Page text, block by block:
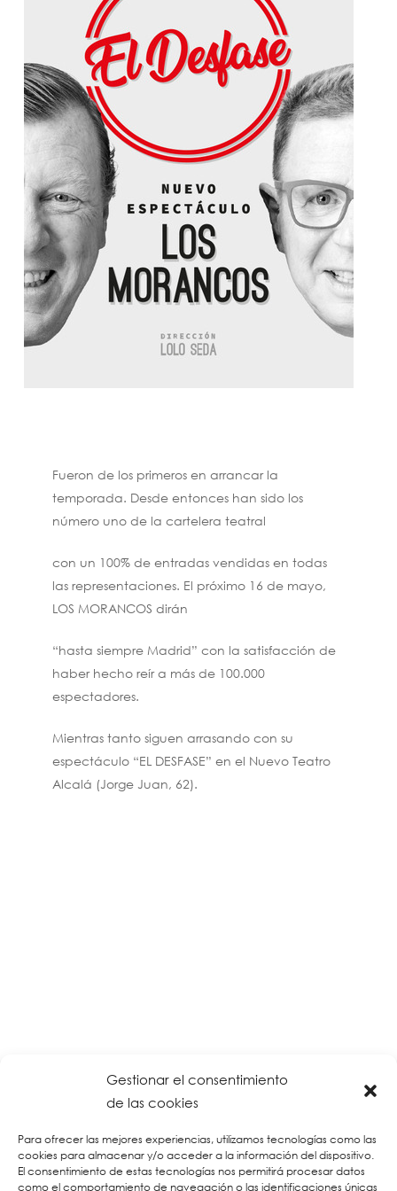
Gestionar el consentimiento
de las cookies
Para ofrecer las mejores experiencias, utilizamos tecnologías como las
cookies para almacenar y/o acceder a la información del dispositivo.
El consentimiento de estas tecnologías nos permitirá procesar datos
como el comportamiento de navegación o las identificaciones únicas
Fueron de los primeros en arrancar la
temporada. Desde entonces han sido los
número uno de la cartelera teatral
con un 100% de entradas vendidas en todas
las representaciones. El próximo 16 de mayo,
LOS MORANCOS dirán
“hasta siempre Madrid” con la satisfacción de
haber hecho reír a más de 100.000
espectadores.
Mientras tanto siguen arrasando con su
espectáculo “EL DESFASE” en el Nuevo Teatro
Alcalá (Jorge Juan, 62).